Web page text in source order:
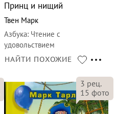
Принц и нищий
Твен Марк
Азбука: Чтение с
удовольствием
НАЙТИ ПОХОЖИЕ
3 рец.
15 фото